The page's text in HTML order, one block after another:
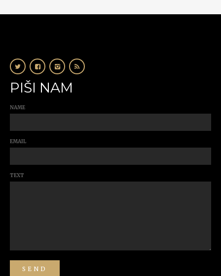
PIŠI NAM
NAME
EMAIL
TEXT